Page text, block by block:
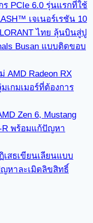
ร PCIe 6.0 รุ่นแรกที่ใช้
เจเนอร์เรชัน 10
ไทย ลุ้นบินสู่ปู
Busan แบบติดขอบ
AMD Radeon RX
เกมเมอร์ที่ต้องการ
Zen 6, Mustang
R พร้อมแก้ปัญหา
สธเขียนเลียนแบบ
หาละเมิดลิขสิทธิ์